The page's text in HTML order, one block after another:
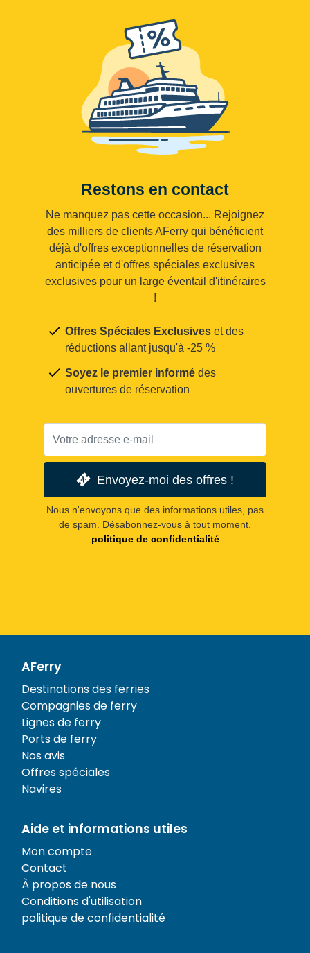
Restons en contact
Ne manquez pas cette occasion... Rejoignez
des milliers de clients AFerry qui bénéficient
déjà d'offres exceptionnelles de réservation
anticipée et d'offres spéciales exclusives
exclusives pour un large éventail d'itinéraires
!
Offres Spéciales Exclusives et des
réductions allant jusqu'à -25 %
Soyez le premier informé des
ouvertures de réservation
Envoyez-moi des offres !
Nous n'envoyons que des informations utiles, pas
de spam. Désabonnez-vous à tout moment.
politique de confidentialité
AFerry
Destinations des ferries
Compagnies de ferry
Lignes de ferry
Ports de ferry
Nos avis
Offres spéciales
Navires
Aide et informations utiles
Mon compte
Contact
À propos de nous
Conditions d'utilisation
politique de confidentialité